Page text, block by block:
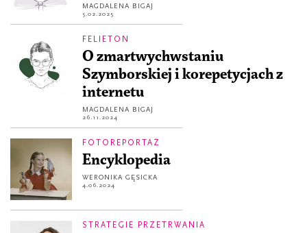
MAGDALENA BIGAJ
5.02.2025
FELIETON
O zmartwychwstaniu
Szymborskiej i korepetycjach z
internetu
MAGDALENA BIGAJ
26.11.2024
FOTOREPORTAŻ
Encyklopedia
WERONIKA GĘSICKA
4.06.2024
STRATEGIE PRZETRWANIA